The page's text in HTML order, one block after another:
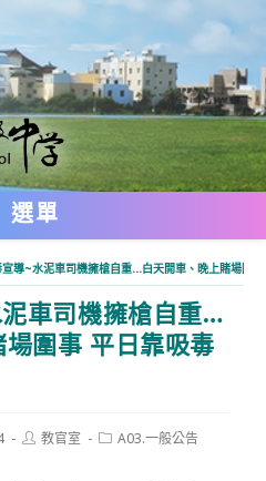
選單
宣導~水泥車司機擁槍自重…白天開車、晚上賭場圍
車司機擁槍自重…
圍事 平日靠吸毒
Post教官室
PostA03.一般公告